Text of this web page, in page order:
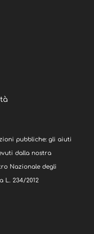
pubbliche: gli aiuti
dalla nostra
Nazionale degli
L. 234/2012